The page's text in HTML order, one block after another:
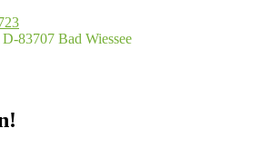
83707 Bad Wiessee